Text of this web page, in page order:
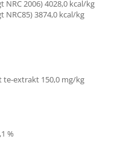
NRC 2006)4028,0 kcal/kg
NRC85)3874,0 kcal/kg
te-extrakt 150,0 mg/kg
%